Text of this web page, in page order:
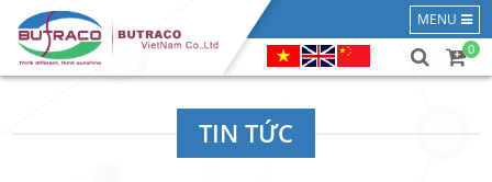
MENU
0
TIN TỨC